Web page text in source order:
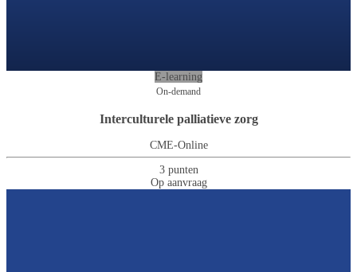
E-learning
On-demand
Interculturele palliatieve zorg
CME-Online
3 punten
Op aanvraag